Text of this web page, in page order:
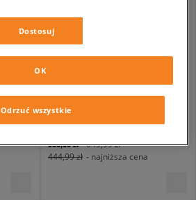
NIKE W AIR PEGASUS 2005 SDE
damskie
389,99 zł
649,99 zł
444,99 zł - najniższa cena
Dostosuj
Odrzuć wszystkie
OK